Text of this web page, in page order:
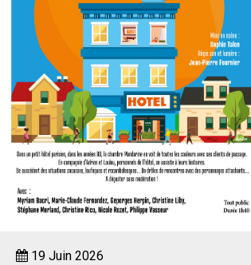
19 Juin 2026